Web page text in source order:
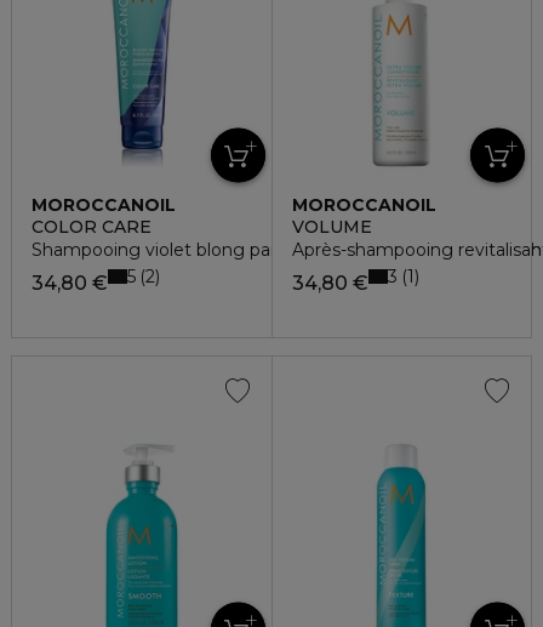
MOROCCANOIL
COLOR CARE
Shampooing violet blong parfait pour cheveux blonds,
34,80 € 5 2
MOROCCANOIL
VOLUME
Après-shampooing
34,80 € 3 1